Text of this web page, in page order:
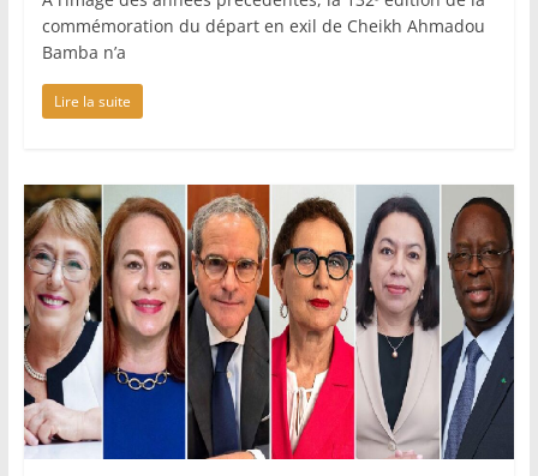
commémoration du départ en exil de Cheikh Ahmadou
Bamba n’a
Lire la suite